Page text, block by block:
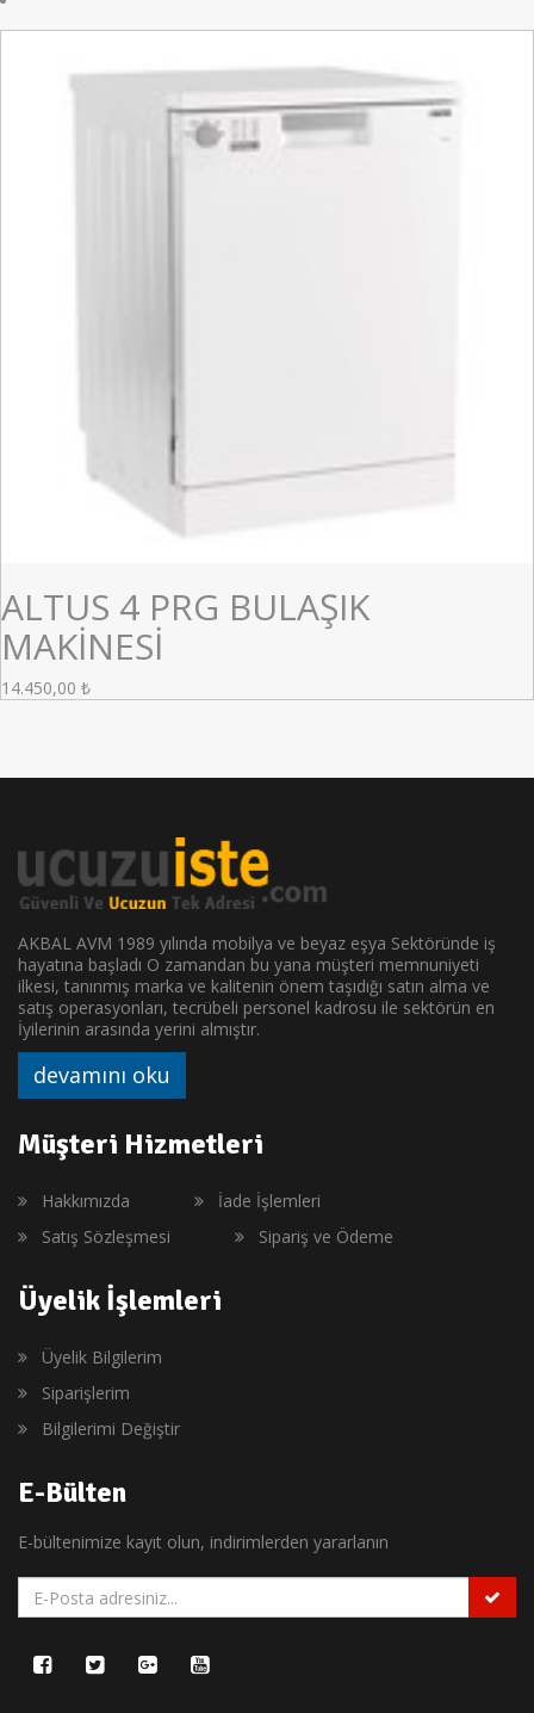
ALTUS 4 PRG BULAŞIK
MAKİNESİ
14.450,00 ₺
AKBAL AVM 1989 yılında mobilya ve beyaz eşya Sektöründe iş
hayatına başladı O zamandan bu yana müşteri memnuniyeti
ilkesi, tanınmış marka ve kalitenin önem taşıdığı satın alma ve
satış operasyonları, tecrübeli personel kadrosu ile sektörün en
İyilerinin arasında yerini almıştır.
devamını oku
Müşteri Hizmetleri
Hakkımızda
İade İşlemleri
Satış Sözleşmesi
Sipariş ve Ödeme
Üyelik İşlemleri
Üyelik Bilgilerim
Siparişlerim
Bilgilerimi Değiştir
E-Bülten
E-bültenimize kayıt olun, indirimlerden yararlanın